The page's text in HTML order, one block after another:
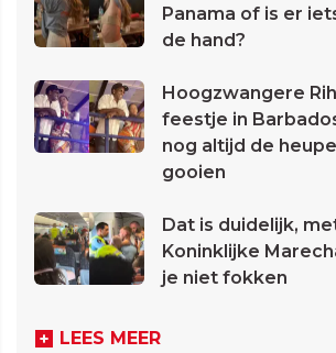
Panama of is er
de hand?
Hoogzwangere
feestje in
nog altijd de
gooien
Dat is duidelijk,
Koninklijke
je niet fokken
LEES MEER